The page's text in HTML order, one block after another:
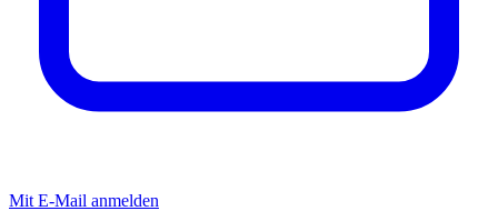
Mit E-Mail anmelden